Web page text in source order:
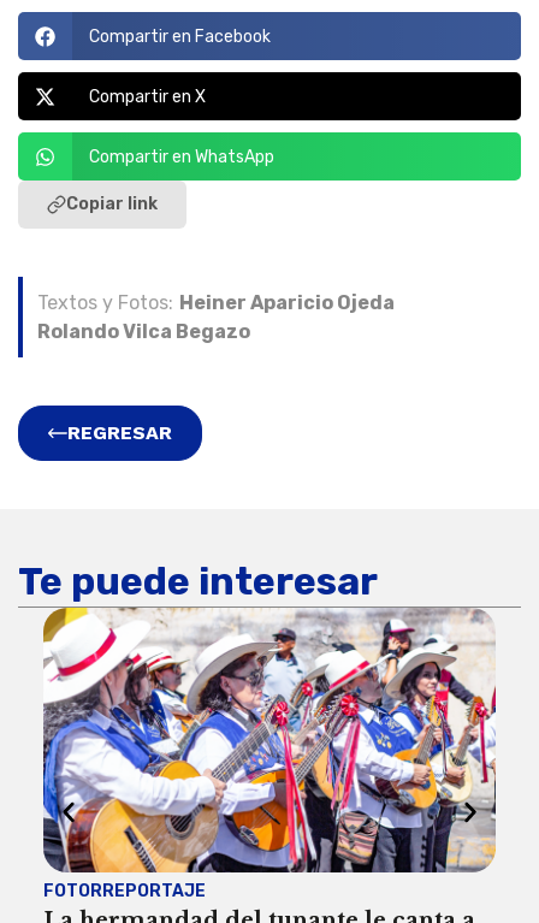
Compartir en Facebook
Compartir en X
Compartir en WhatsApp
Copiar link
Textos y Fotos: Heiner Aparicio Ojeda
Rolando Vilca Begazo
REGRESAR
Te puede interesar
FOTORREPORTAJE